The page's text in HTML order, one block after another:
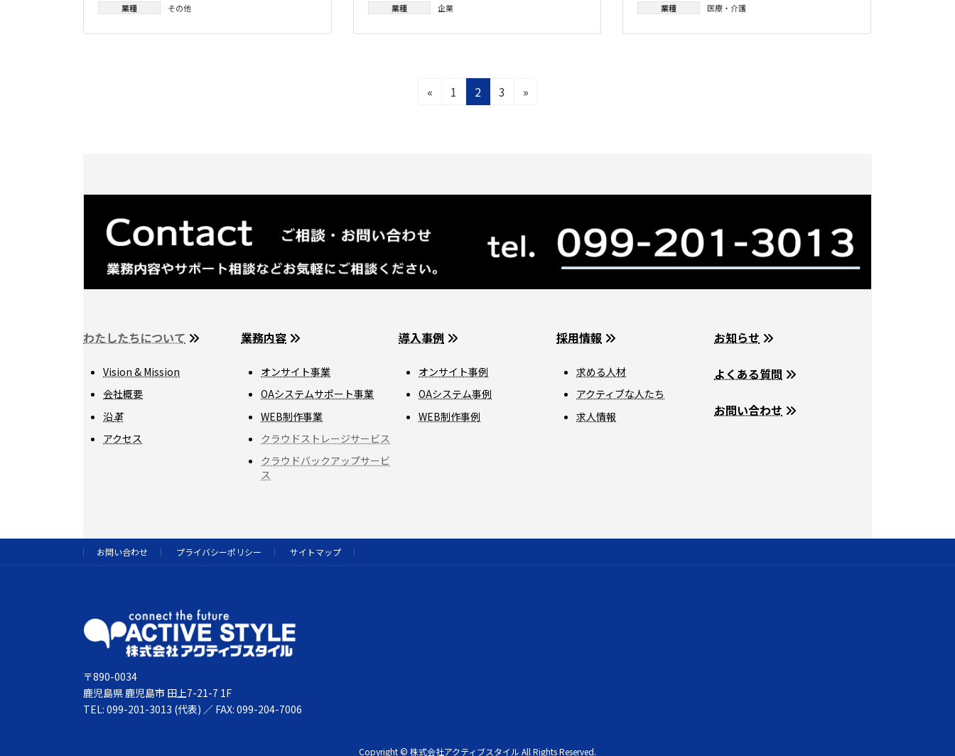
業種
その他
業種
企業
業種
医療・介護
ー
り
«
固
1
固
定
2
固
3 »
わたしたちについて
Vision & Mission
会社概要
沿革
アクセス
業務内容
オンサイト事業
OAシステムサポート事業
WEB制作事業
クラウドストレージサービス
クラウドバックアップサービ
ス
導入事例
オンサイト事例
OAシステム事例
WEB制作事例
採用情報
求める人材
アクティブな人たち
求人情報
お知らせ
よくある質問
お問い合わせ
お問い合わせ プライバシーポリシー サイトマップ
〒890-0034
鹿児島県 鹿児島市 田上7-21-7 1F
TEL: 099-201-3013 (代表) ／ FAX: 099-204-7006
Copyright © 株式会社アクティブスタイル All Rights Reserved.